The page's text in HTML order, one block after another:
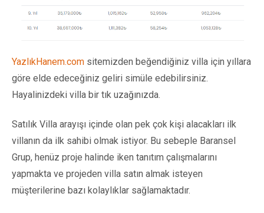
YazlıkHanem.com sitemizden beğendiğiniz villa için yıllara
göre elde edeceğiniz geliri simüle edebilirsiniz.
Hayalinizdeki villa bir tık uzağınızda.
Satılık Villa arayışı içinde olan pek çok kişi alacakları ilk
villanın da ilk sahibi olmak istiyor. Bu sebeple Baransel
Grup, henüz proje halinde iken tanıtım çalışmalarını
yapmakta ve projeden villa satın almak isteyen
müşterilerine bazı kolaylıklar sağlamaktadır.